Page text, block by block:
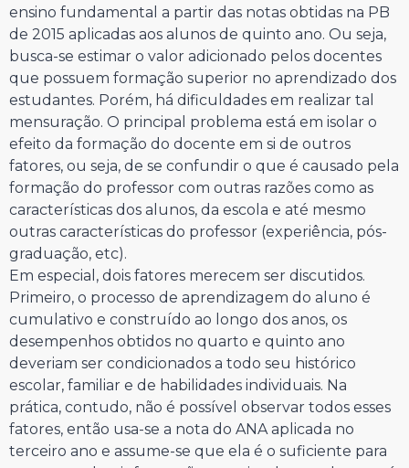
ensino fundamental a partir das notas obtidas na PB
de 2015 aplicadas aos alunos de quinto ano. Ou seja,
busca-se estimar o valor adicionado pelos docentes
que possuem formação superior no aprendizado dos
estudantes. Porém, há dificuldades em realizar tal
mensuração. O principal problema está em isolar o
efeito da formação do docente em si de outros
fatores, ou seja, de se confundir o que é causado pela
formação do professor com outras razões como as
características dos alunos, da escola e até mesmo
outras características do professor (experiência, pós-
graduação, etc).
Em especial, dois fatores merecem ser discutidos.
Primeiro, o processo de aprendizagem do aluno é
cumulativo e construído ao longo dos anos, os
desempenhos obtidos no quarto e quinto ano
deveriam ser condicionados a todo seu histórico
escolar, familiar e de habilidades individuais. Na
prática, contudo, não é possível observar todos esses
fatores, então usa-se a nota do ANA aplicada no
terceiro ano e assume-se que ela é o suficiente para